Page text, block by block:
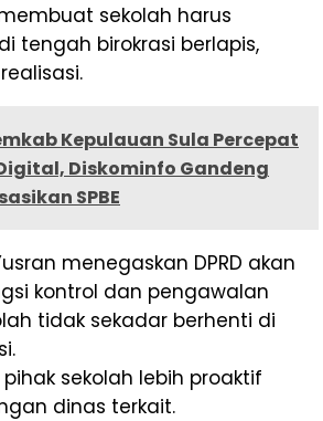
sekolah harus
tengah birokrasi berlapis,
Kepulauan Sula Percepat
Diskominfo Gandeng
SPBE
menegaskan DPRD akan
kontrol dan pengawalan
tidak sekadar berhenti di
sekolah lebih proaktif
dinas terkait.